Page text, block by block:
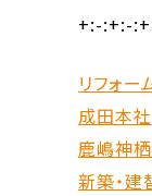
+:-:+:-
リフォ
成田本社
鹿嶋神
新築・建